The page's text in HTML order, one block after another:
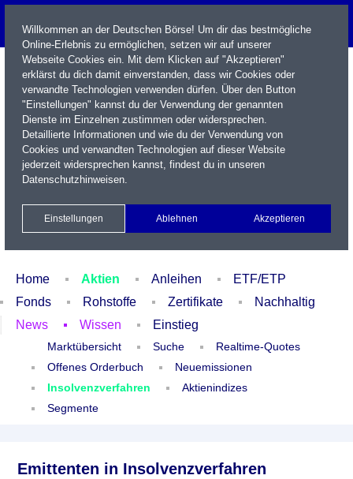
Name / WKN / ISIN / Kürzel
Xetra Realtime
Watchlist Portfolio Login
Home Aktien Anleihen
ETF/ETP
Fonds
Rohstoffe Zertifikate
Nachhaltig
News
Wissen Einstieg
Marktübersicht Suche
Realtime-Quotes
Offenes Orderbuch
Neuemissionen
Insolvenzverfahren
Aktienindizes
Segmente
Emittenten in Insolvenzverfahren
Willkommen an der Deutschen Börse! Um dir das bestmögliche
Online-Erlebnis zu ermöglichen, setzen wir auf unserer
Webseite Cookies ein. Mit dem Klicken auf "Akzeptieren"
erklärst du dich damit einverstanden, dass wir Cookies oder
verwandte Technologien verwenden dürfen. Über den Button
"Einstellungen" kannst du der Verwendung der genannten
Dienste im Einzelnen zustimmen oder widersprechen.
Detaillierte Informationen und wie du der Verwendung von
Cookies und verwandten Technologien auf dieser Website
jederzeit widersprechen kannst, findest du in unseren
Datenschutzhinweisen.
Einstellungen Ablehnen Akzeptieren